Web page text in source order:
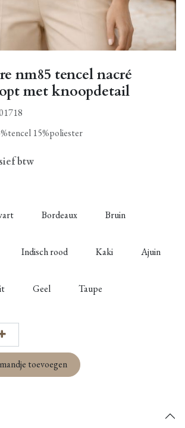
nm85 tencel nacré
met knoopdetail
15%poliester
btw
Bordeaux Bruin
Indisch rood Kaki Ajuin
Geel Taupe
toevoegen